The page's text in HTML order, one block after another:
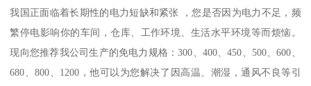
我国正面临着长期性的电力短缺和紧张 ，您是否因为电力不足，频
繁停电影响你的车间，仓库、工作环境、生活水平环境等而烦恼。
现向您推荐我公司生产的免电力规格：300、400、450、500、600、
680、800、1200，他可以为您解决了因高温、潮湿，通风不良等引